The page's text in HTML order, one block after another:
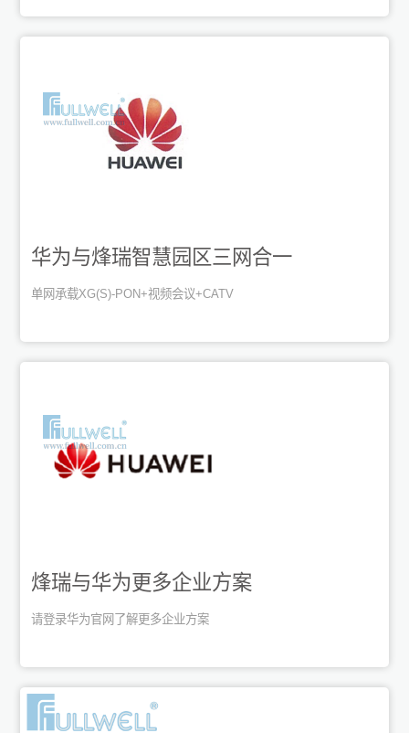
华为与烽瑞智慧园区三网合一
单网承载XG(S)-PON+视频会议+CATV
烽瑞与华为更多企业方案
请登录华为官网了解更多企业方案